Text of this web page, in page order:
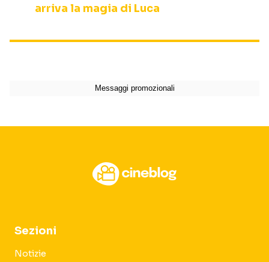
arriva la magia di Luca
Sezioni
Notizie